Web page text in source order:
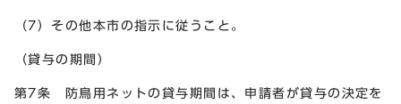
（7）その他本市の指示に従うこと。
（貸与の期間）
第7条 防鳥用ネットの貸与期間は、申請者が貸与の決定を